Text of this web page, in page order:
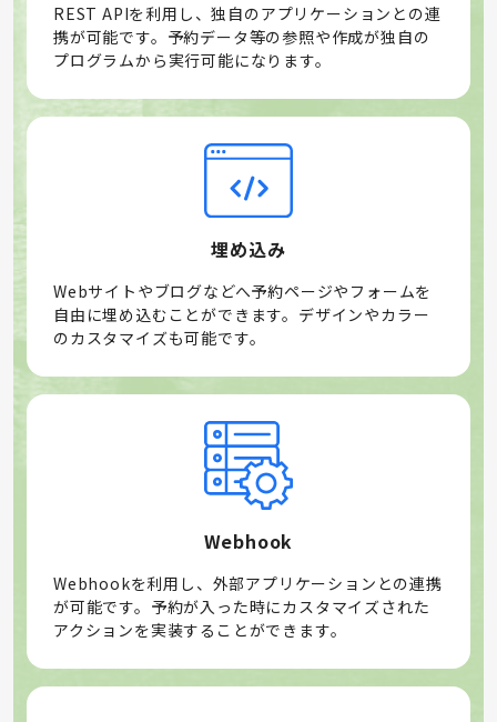
REST APIを利用し、独自のアプリケーションとの連
携が可能です。予約データ等の参照や作成が独自の
プログラムから実行可能になります。
埋め込み
Webサイトやブログなどへ予約ページやフォームを
自由に埋め込むことができます。デザインやカラー
のカスタマイズも可能です。
Webhook
Webhookを利用し、外部アプリケーションとの連携
が可能です。予約が入った時にカスタマイズされた
アクションを実装することができます。